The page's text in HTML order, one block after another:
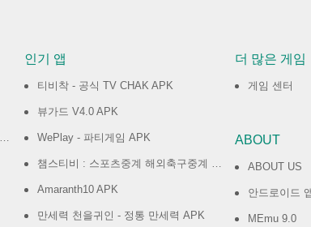
인기 앱
티비착 - 공식 TV CHAK APK
뷰가드 V4.0 APK
WePlay - 파티게임 APK
챔스티비 : 스포츠중계 해외축구중계 스포츠분석 APK
Amaranth10 APK
만세력 천을귀인 - 정통 만세력 APK
더 많은 게임
게임 센터
ABOUT
ABOUT US
안드로이드
MEmu 9.0